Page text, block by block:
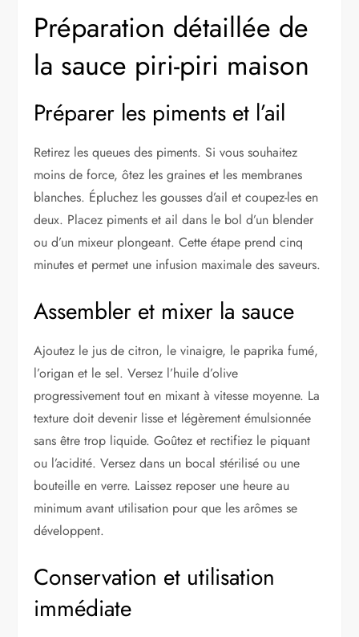
Préparation détaillée de
la sauce piri-piri maison
Préparer les piments et l’ail
Retirez les queues des piments. Si vous souhaitez
moins de force, ôtez les graines et les membranes
blanches. Épluchez les gousses d’ail et coupez-les en
deux. Placez piments et ail dans le bol d’un blender
ou d’un mixeur plongeant. Cette étape prend cinq
minutes et permet une infusion maximale des saveurs.
Assembler et mixer la sauce
Ajoutez le jus de citron, le vinaigre, le paprika fumé,
l’origan et le sel. Versez l’huile d’olive
progressivement tout en mixant à vitesse moyenne. La
texture doit devenir lisse et légèrement émulsionnée
sans être trop liquide. Goûtez et rectifiez le piquant
ou l’acidité. Versez dans un bocal stérilisé ou une
bouteille en verre. Laissez reposer une heure au
minimum avant utilisation pour que les arômes se
développent.
Conservation et utilisation
immédiate